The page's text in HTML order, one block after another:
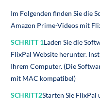
Im Folgenden finden Sie die
Amazon Prime-Videos mit
SCHRITT 1Laden Sie die
FlixPal Website herunter.
Ihrem Computer. (Die
mit MAC kompatibel)
SCHRITT2Starten Sie FlixPal